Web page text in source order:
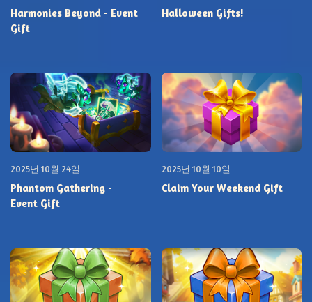
Harmonies Beyond - Event
Gift
Halloween Gifts!
2025년 10월 24일
Phantom Gathering -
Event Gift
2025년 10월 10일
Claim Your Weekend Gift